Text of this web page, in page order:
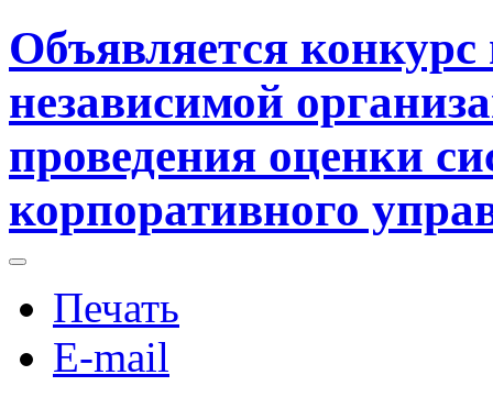
Объявляется
независимой
проведения оценки
корпоративного
Печать
E-mail